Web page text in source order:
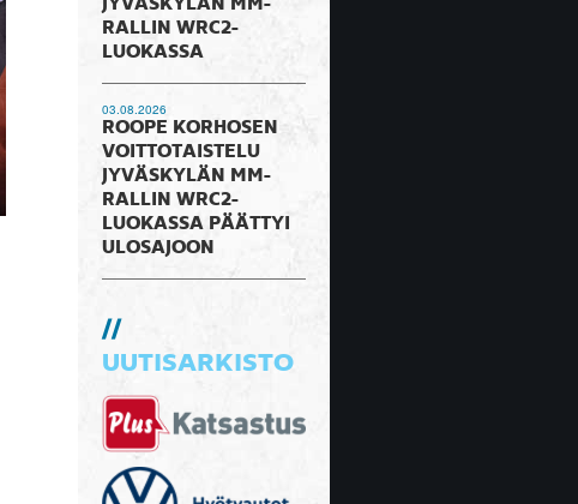
JYVÄSKYLÄN MM-
RALLIN WRC2-
LUOKASSA
03.08.2026
ROOPE KORHOSEN
VOITTOTAISTELU
JYVÄSKYLÄN MM-
RALLIN WRC2-
LUOKASSA PÄÄTTYI
ULOSAJOON
UUTISARKISTO